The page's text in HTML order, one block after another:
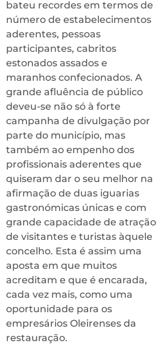
bateu recordes em termos de
número de estabelecimentos
aderentes, pessoas
participantes, cabritos
estonados assados e
maranhos confecionados. A
grande afluência de público
deveu-se não só à forte
campanha de divulgação por
parte do município, mas
também ao empenho dos
profissionais aderentes que
quiseram dar o seu melhor na
afirmação de duas iguarias
gastronómicas únicas e com
grande capacidade de atração
de visitantes e turistas àquele
concelho. Esta é assim uma
aposta em que muitos
acreditam e que é encarada,
cada vez mais, como uma
oportunidade para os
empresários Oleirenses da
restauração.